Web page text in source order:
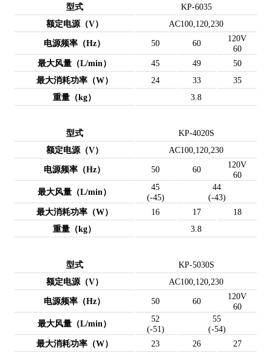
型式
KP-6035
额定电源（V）
AC100,120,230
电源频率（Hz）
50 60
120V
60
最大风量（L/min）
45 49
50
最大消耗功率（W）
24 33
35
重量（kg）
3.8
型式
KP-4020S
额定电源（V）
AC100,120,230
电源频率（Hz）
50 60
120V
60
最大风量（L/min）
45
(-45)
44
(-43)
最大消耗功率（W）
16 17
18
重量（kg）
3.8
型式
KP-5030S
额定电源（V）
AC100,120,230
电源频率（Hz）
50 60
120V
60
最大风量（L/min）
52
(-51)
55
(-54)
最大消耗功率（W）
23 26
27